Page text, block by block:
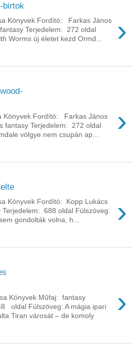
birtok
›
Könyvek Fordító: Farkas János
Terjedelem: 272 oldal
Worms új életet kezd Ormd...
›
Könyvek Fordító: Farkas János
fantasy Terjedelem: 272 oldal
völgye nem csupán ap...
›
Könyvek Fordító: Kopp Lukács
688 oldal Fülszöveg:
gondolták volna, h...
›
Könyvek Műfaj: fantasy
oldal Fülszöveg: A mágia ipari
Tiran városát – de komoly